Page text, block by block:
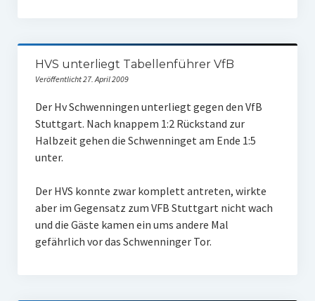
HVS unterliegt Tabellenführer VfB
Veröffentlicht 27. April 2009
Der Hv Schwenningen unterliegt gegen den VfB
Stuttgart. Nach knappem 1:2 Rückstand zur
Halbzeit gehen die Schwenninget am Ende 1:5
unter.
Der HVS konnte zwar komplett antreten, wirkte
aber im Gegensatz zum VFB Stuttgart nicht wach
und die Gäste kamen ein ums andere Mal
gefährlich vor das Schwenninger Tor.